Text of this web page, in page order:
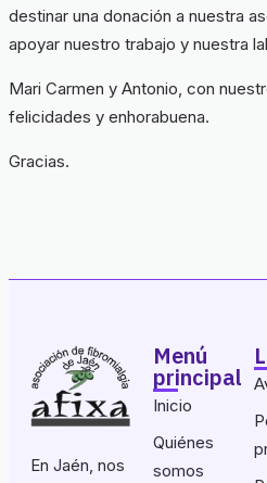
destinar una donación a nuestra
apoyar nuestro trabajo y nuestra
Mari Carmen y Antonio, con
felicidades y enhorabuena.
Gracias.
En Jaén, nos
Menú
principal
Inicio
Quiénes
somos